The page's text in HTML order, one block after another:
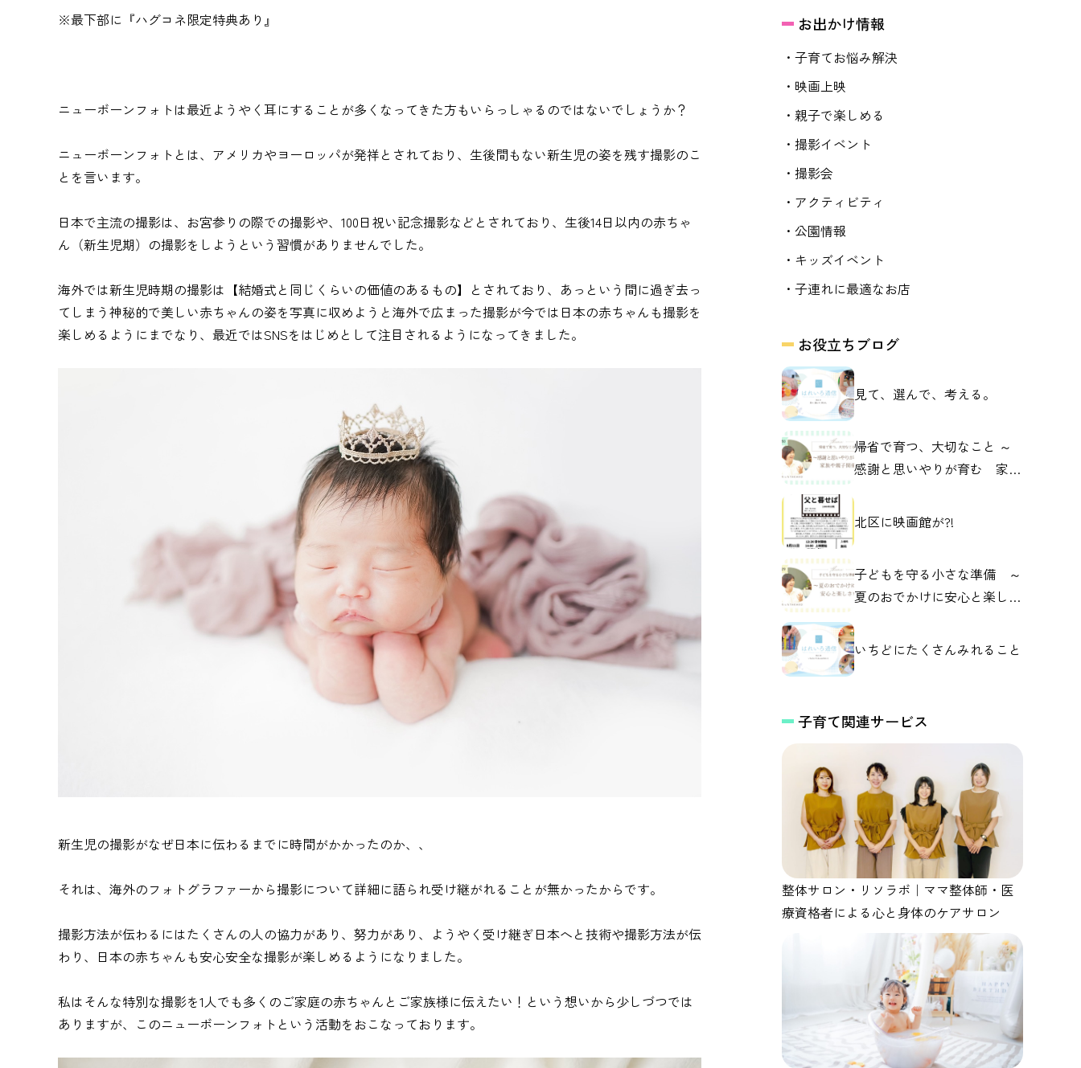
※最下部に『ハグコネ限定特典あり』
ニューボーンフォトは最近ようやく耳にすることが多くなってきた方もいらっしゃるのではないでしょうか？
ニューボーンフォトとは、アメリカやヨーロッパが発祥とされており、生後間もない新生児の姿を残す撮影のこ
とを言います。
日本で主流の撮影は、お宮参りの際での撮影や、100日祝い記念撮影などとされており、生後14日以内の赤ちゃ
ん（新生児期）の撮影をしようという習慣がありませんでした。
海外では新生児時期の撮影は【結婚式と同じくらいの価値のあるもの】とされており、あっという間に過ぎ去っ
てしまう神秘的で美しい赤ちゃんの姿を写真に収めようと海外で広まった撮影が今では日本の赤ちゃんも撮影を
楽しめるようにまでなり、最近ではSNSをはじめとして注目されるようになってきました。
新生児の撮影がなぜ日本に伝わるまでに時間がかかったのか、、
それは、海外のフォトグラファーから撮影について詳細に語られ受け継がれることが無かったからです。
撮影方法が伝わるにはたくさんの人の協力があり、努力があり、ようやく受け継ぎ日本へと技術や撮影方法が伝
わり、日本の赤ちゃんも安心安全な撮影が楽しめるようになりました。
私はそんな特別な撮影を1人でも多くのご家庭の赤ちゃんとご家族様に伝えたい！という想いから少しづつでは
ありますが、このニューボーンフォトという活動をおこなっております。
お出かけ情報
・子育てお悩み解決
・映画上映
・親子で楽しめる
・撮影イベント
・撮影会
・アクティビティ
・公園情報
・キッズイベント
・子連れに最適なお店
お役立ちブログ
見て、選んで、考える。
帰省で育つ、大切なこと ～
感謝と思いやりが育む 家族
北区に映画館が?!
子どもを守る小さな準備 ～
夏のおでかけに安心と楽しさ
いちどにたくさんみれること
子育て関連サービス
整体サロン・リソラボ｜ママ整体師・医
療資格者による心と身体のケアサロン